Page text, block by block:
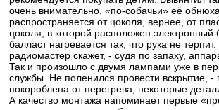
очень внимательно, «по-собачьи» её
распространяется от цоколя, вернее, от
цоколя, в которой расположен электронный
балласт нагревается так, что рука не
радиомастер скажет, - судя по запаху,
Так и произошло с двумя лампами уже в
службы. Не поленился провести вскрытие, -
покороблена от перегрева, некоторые
А качество монтажа напоминает первые